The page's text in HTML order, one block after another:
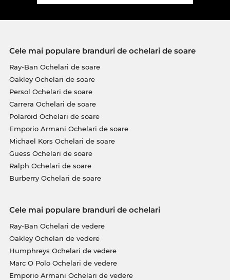
Cele mai populare branduri de ochelari de soare
Ray-Ban Ochelari de soare
Oakley Ochelari de soare
Persol Ochelari de soare
Carrera Ochelari de soare
Polaroid Ochelari de soare
Emporio Armani Ochelari de soare
Michael Kors Ochelari de soare
Guess Ochelari de soare
Ralph Ochelari de soare
Burberry Ochelari de soare
Cele mai populare branduri de ochelari
Ray-Ban Ochelari de vedere
Oakley Ochelari de vedere
Humphreys Ochelari de vedere
Marc O Polo Ochelari de vedere
Emporio Armani Ochelari de vedere